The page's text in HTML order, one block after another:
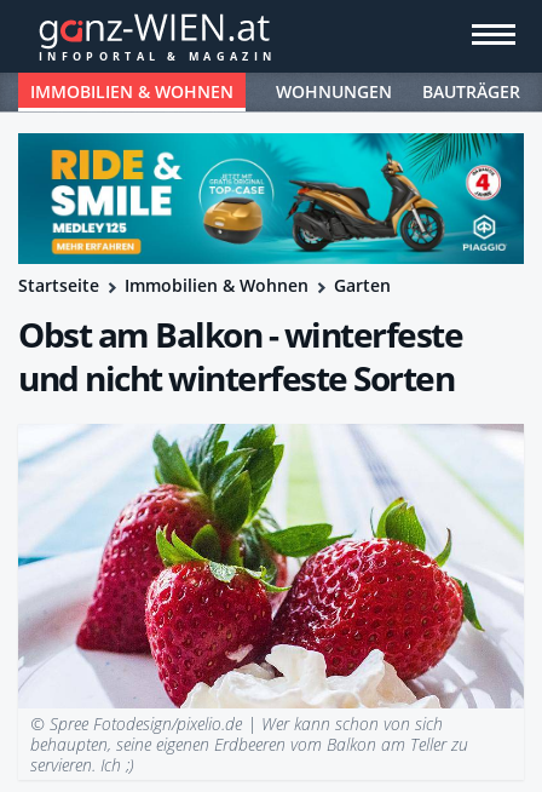
IMMOBILIEN & WOHNEN WOHNUNGEN BAUTRÄGER
Startseite Immobilien & Wohnen Garten
Obst am Balkon - winterfeste
und nicht winterfeste Sorten
© Spree Fotodesign/pixelio.de | Wer kann schon von sich
behaupten, seine eigenen Erdbeeren vom Balkon am Teller zu
servieren. Ich ;)